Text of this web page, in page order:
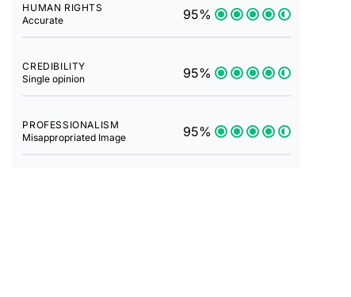
HUMAN RIGHTS
Accurate
95%
CREDIBILITY
Single opinion
95%
PROFESSIONALISM
Misappropriated Image
95%